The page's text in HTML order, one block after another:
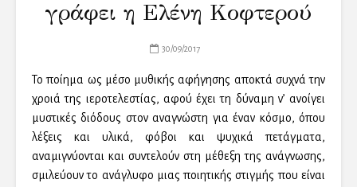
γράφει η Ελένη Κοφτερού
30/09/2017
Το ποίημα ως μέσο μυθικής αφήγησης αποκτά συχνά την
χροιά της ιεροτελεστίας, αφού έχει τη δύναμη ν’ ανοίγει
μυστικές διόδους στον αναγνώστη για έναν κόσμο, όπου
λέξεις και υλικά, φόβοι και ψυχικά πετάγματα,
αναμιγνύονται και συντελούν στη μέθεξη της ανάγνωσης,
σμιλεύουν το ανάγλυφο μιας ποιητικής στιγμής που είναι